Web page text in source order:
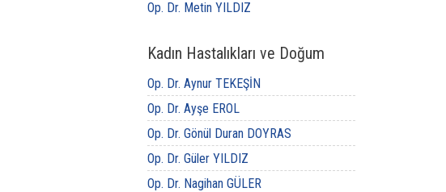
Op. Dr. Metin YILDIZ
Kadın Hastalıkları ve Doğum
Op. Dr. Aynur TEKEŞİN
Op. Dr. Ayşe EROL
Op. Dr. Gönül Duran DOYRAS
Op. Dr. Güler YILDIZ
Op. Dr. Nagihan GÜLER